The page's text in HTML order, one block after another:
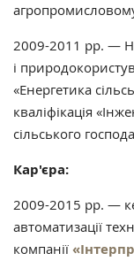
2009-2011 рр. —
і
«Енергетика
кваліфікація
сільського
Кар'єра:
2009-2015 рр. —
автоматизації
компанії